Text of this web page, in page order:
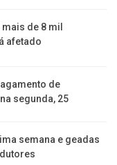
de 8 mil
afetado
de
segunda, 25
semana e geadas